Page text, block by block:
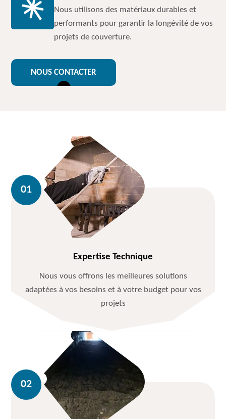
Nous utilisons des matériaux durables et
performants pour garantir la longévité de vos
projets de couverture.
NOUS CONTACTER
Expertise Technique
Nous vous offrons les meilleures solutions
adaptées à vos besoins et à votre budget pour vos
projets